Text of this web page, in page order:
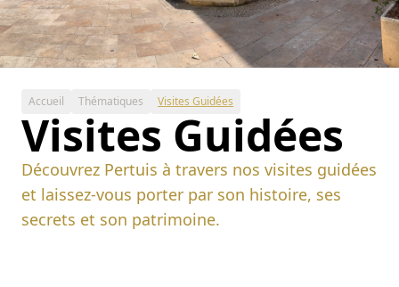
Accueil Thématiques Visites Guidées
Visites Guidées
Découvrez Pertuis à travers nos visites guidées
et laissez-vous porter par son histoire, ses
secrets et son patrimoine.